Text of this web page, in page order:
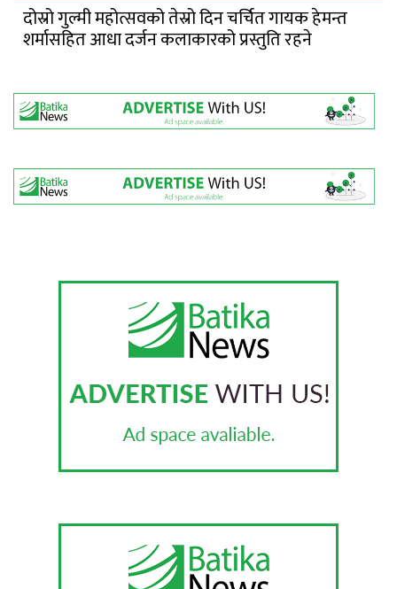
दोस्रो गुल्मी महोत्सवको तेस्रो दिन चर्चित गायक हेमन्त
शर्मासहित आधा दर्जन कलाकारको प्रस्तुति रहने